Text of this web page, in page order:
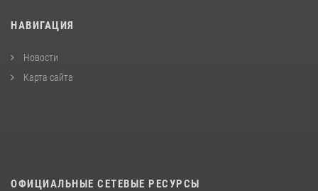
НАВИГАЦИЯ
Новости
Карта сайта
ОФИЦИАЛЬНЫЕ СЕТЕВЫЕ РЕСУРСЫ